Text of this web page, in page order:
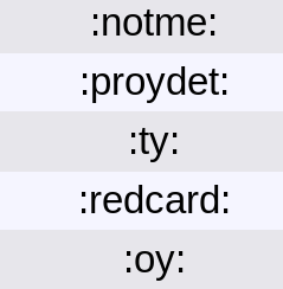
:notme:
:proydet:
:ty:
:redcard:
:oy: